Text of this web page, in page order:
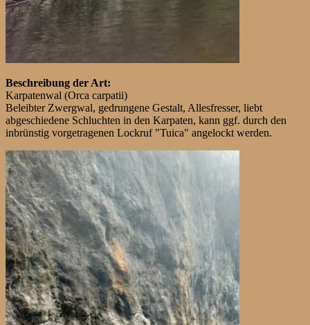
Beschreibung der Art:
Karpatenwal (Orca carpatii)
Beleibter Zwergwal, gedrungene Gestalt, Allesfresser, liebt
abgeschiedene Schluchten in den Karpaten, kann ggf. durch den
inbrünstig vorgetragenen Lockruf "Tuica" angelockt werden.